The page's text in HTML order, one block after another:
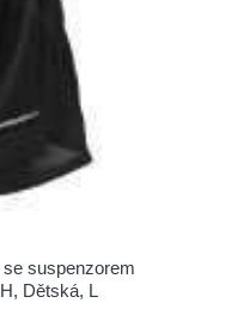
suspenzorem
Dětská, L